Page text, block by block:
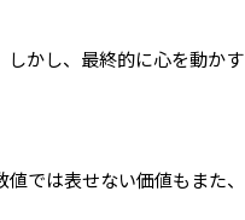
しかし、最終的に心を動かす
では表せない価値もまた、